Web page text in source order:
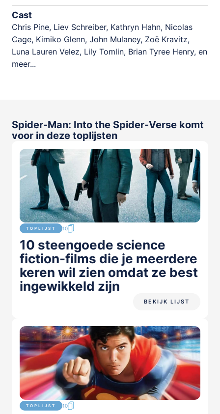
Cast
Chris Pine, Liev Schreiber, Kathryn Hahn, Nicolas
Cage, Kimiko Glenn, John Mulaney, Zoë Kravitz,
Luna Lauren Velez, Lily Tomlin, Brian Tyree Henry, en
meer...
Spider-Man: Into the Spider-Verse komt
voor in deze toplijsten
TOPLIJST 10
10 steengoede science
fiction-films die je meerdere
keren wil zien omdat ze best
ingewikkeld zijn
BEKIJK LIJST
TOPLIJST 10